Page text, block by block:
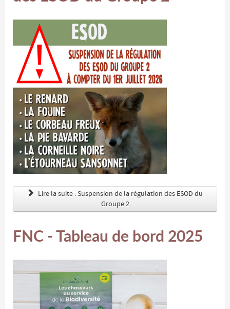
Lire la suite : Suspension de la régulation des ESOD du
Groupe 2
FNC - Tableau de bord 2025